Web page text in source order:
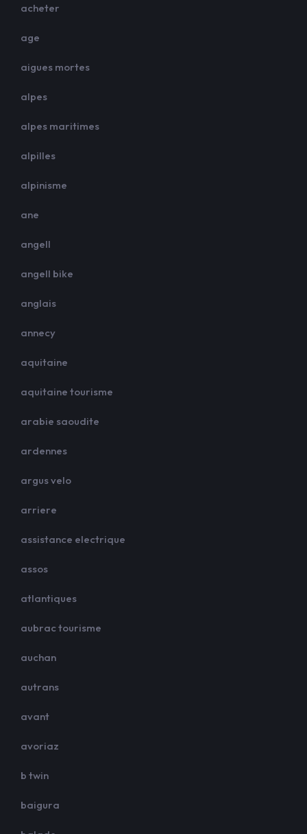
acheter
age
aigues mortes
alpes
alpes maritimes
alpilles
alpinisme
ane
angell
angell bike
anglais
annecy
aquitaine
aquitaine tourisme
arabie saoudite
ardennes
argus velo
arriere
assistance electrique
assos
atlantiques
aubrac tourisme
auchan
autrans
avant
avoriaz
b twin
baigura